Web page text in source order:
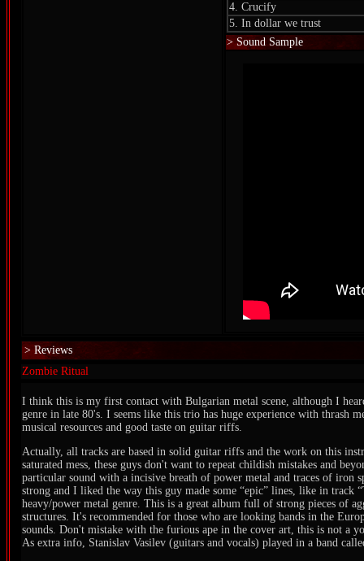
4. Crucify
5. In dollar we trust
> Sound Sample
> Reviews
Zombie Ritual
I think this is my first contact with Bulgarian metal scene, although I
genre in late 80's. I seems like this trio has huge experience with thrash
musical resources and good taste on guitar riffs.
Actually, all tracks are based in solid guitar riffs and the work on this
saturated mess, these guys don't want to repeat childish mistakes and
particular sound with a incisive breath of power metal and traces of iron
strong and I liked the way this guy made some “epic” lines, like in track
heavy/power metal genre. This is a great album full of strong pieces of
structures. It's recommended for those who are looking bands in the
sounds. Don't mistake with the furious ape in the cover art, this is not a
As extra info, Stanislav Vasilev (guitars and vocals) played in a band